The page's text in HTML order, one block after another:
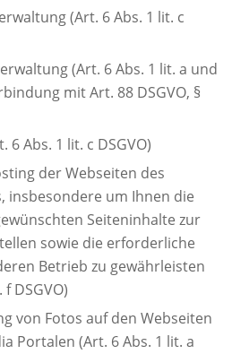
(Art. 6 Abs. 1 lit. c
(Art. 6 Abs. 1 lit. a und
mit Art. 88 DSGVO, §
6 Abs. 1 lit. c DSGVO)
der Webseiten des
insbesondere um Ihnen die
Seiteninhalte zur
sowie die erforderliche
Betrieb zu gewährleisten
DSGVO)
von Fotos auf den Webseiten
Portalen (Art. 6 Abs. 1 lit. a